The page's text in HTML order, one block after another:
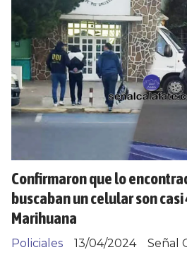
Confirmaron que lo
buscaban un celular son casi
Marihuana
Señal
Policiales
13/04/2024